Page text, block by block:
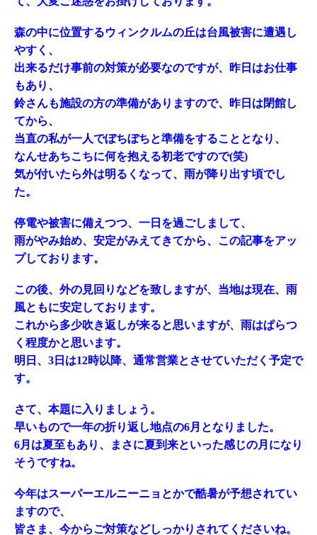
森の中に位置するウィンクルムの丘は台風被害に遭遇し
やすく、
出来るだけ事前の対策が必要なのですが、昨日はお仕事
もあり、
鈴さんも施設の方の準備がありますので、昨日は閉館し
てから、
当直の私が一人でぼちぼちと準備をすることとなり、
なんせあちこちに何を抱える初老ですので(笑)
気が付いたら外は明るくなって、雨が降り出す頃でし
た。
停電や被害に備えつつ、一日を過ごしまして、
雨がやみ始め、安定がみえてきてから、この記事をアッ
プしております。
この後、外の見回りなどを致しますが、当地は現在、雨
風ともに安定しております。
これから多少吹き返しが来ると思いますが、雨はぱらつ
く程度かと思います。
明日、3日は12時以降、通常営業とさせていただく予定で
す。
さて、本題に入りましょう。
早いもので一年の折り返し地点の6月となりました。
6月は夏至もあり、まさに夏到来といった感じの月になり
そうですね。
今年はスーパーエルニーニョとかで酷暑が予想されてい
ますので、
皆さま、今からご対策などしっかりされてくださいね。